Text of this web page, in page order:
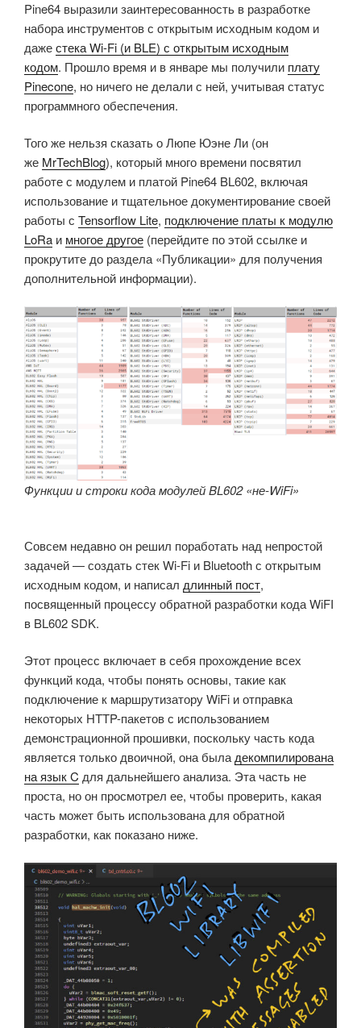
Pine64 выразили заинтересованность в разработке
набора инструментов с открытым исходным кодом и
дажестека Wi-Fi (и BLE) с открытым исходным
кодом. Прошло время и в январе мы получили плату
Pinecone, но ничего не делали с ней, учитывая статус
программного обеспечения.
Того же нельзя сказать о Люпе Юэне Ли (он
же MrTechBlog), который много времени посвятил
работе с модулем и платой Pine64 BL602, включая
использование и тщательное документирование своей
работы с Tensorflow Lite, подключение платы к модулю
LoRa и многое другое (перейдите по этой ссылке и
прокрутите до раздела «Публикации» для получения
дополнительной информации).
Функции и строки кода модулей BL602 «не-WiFi»
Совсем недавно он решил поработать над непростой
задачей — создать стек Wi-Fi и Bluetooth с открытым
исходным кодом, и написал длинный пост,
посвященный процессу обратной разработки кода WiFI
в BL602 SDK.
Этот процесс включает в себя прохождение всех
функций кода, чтобы понять основы, такие как
подключение к маршрутизатору WiFi и отправка
некоторых HTTP-пакетов с использованием
демонстрационной прошивки, поскольку часть кода
является только двоичной, она быладекомпилирована
на язык C для дальнейшего анализа. Эта часть не
проста, но он просмотрел ее, чтобы проверить, какая
часть может быть использована для обратной
разработки, как показано ниже.